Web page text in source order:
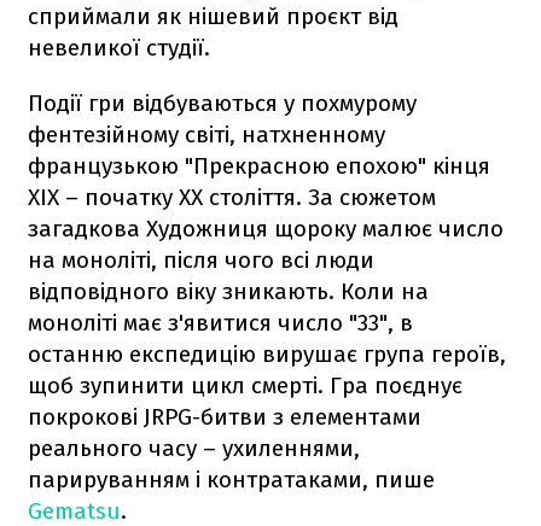
сприймали як нішевий проєкт від
невеликої студії.
Події гри відбуваються у похмурому
фентезійному світі, натхненному
французькою "Прекрасною епохою" кінця
XIX – початку XX століття. За сюжетом
загадкова Художниця щороку малює число
на моноліті, після чого всі люди
відповідного віку зникають. Коли на
моноліті має з'явитися число "33", в
останню експедицію вирушає група героїв,
щоб зупинити цикл смерті. Гра поєднує
покрокові JRPG-битви з елементами
реального часу – ухиленнями,
парируванням і контратаками, пише
Gematsu.